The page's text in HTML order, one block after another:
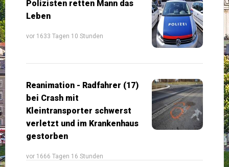
Polizisten retten Mann das
Leben
vor 1633 Tagen 10 Stunden
Reanimation - Radfahrer (17)
bei Crash mit
Kleintransporter schwerst
verletzt und im Krankenhaus
gestorben
vor 1666 Tagen 16 Stunden